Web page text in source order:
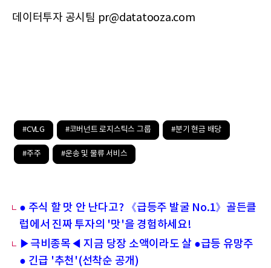
데이터투자 공시팀 pr@datatooza.com
#CVLG #코버넌트 로지스틱스 그룹 #분기 현금 배당
#주주 #운송 및 물류 서비스
● 주식 할 맛 안 난다고? 《급등주 발굴 No.1》골든클
럽에서 진짜 투자의 '맛'을 경험하세요!
▶극비종목◀ 지금 당장 소액이라도 살 ●급등 유망주
● 긴급 '추천'(선착순 공개)